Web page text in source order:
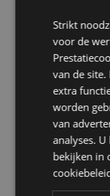
Zoekt u
Lees dan
Product
informatie
Strikt
voor de
van de
extra
worden
van
analyses.
bekijken in